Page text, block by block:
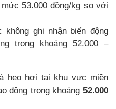
53.000 đồng/kg so với
không ghi nhận biến động
trong khoảng 52.000 –
heo hơi tại khu vực miền
động trong khoảng 52.000